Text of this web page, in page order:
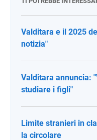
Valditara e il 2025
notizia"
Valditara annuncia:
studiare i figli"
Limite stranieri in
la circolare